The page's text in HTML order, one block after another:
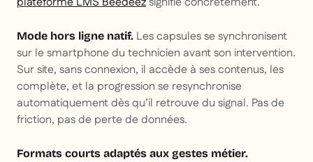
Mode hors ligne natif. Les capsules se synchronisent
sur le smartphone du technicien avant son intervention.
Sur site, sans connexion, il accède à ses contenus, les
complète, et la progression se resynchronise
automatiquement dès qu’il retrouve du signal. Pas de
friction, pas de perte de données.
Formats courts adaptés aux gestes métier.